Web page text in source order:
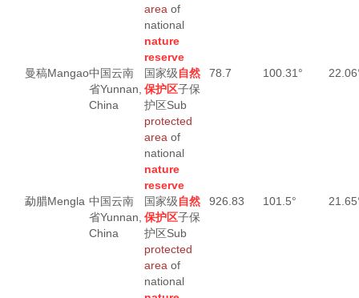
area of
national
nature
reserve
曼稿Mangao中国云南
省Yunnan,
China
国家级自然
保护区子保
护区Sub
protected
area of
national
nature
reserve
78.7 100.31°
勐腊Mengla 中国云南
省Yunnan,
China
国家级自然
保护区子保
护区Sub
protected
area of
national
926.83 101.5°